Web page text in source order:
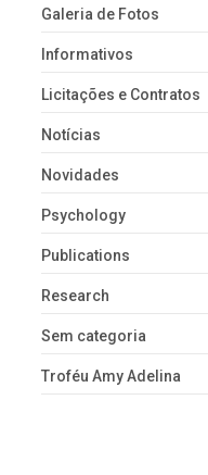
Galeria de Fotos
Informativos
Licitações e Contratos
Notícias
Novidades
Psychology
Publications
Research
Sem categoria
Troféu Amy Adelina